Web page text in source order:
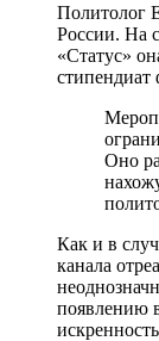
Политолог
России. На
«Статус»
стипендиат
Оно
Как и в
канала
появлению